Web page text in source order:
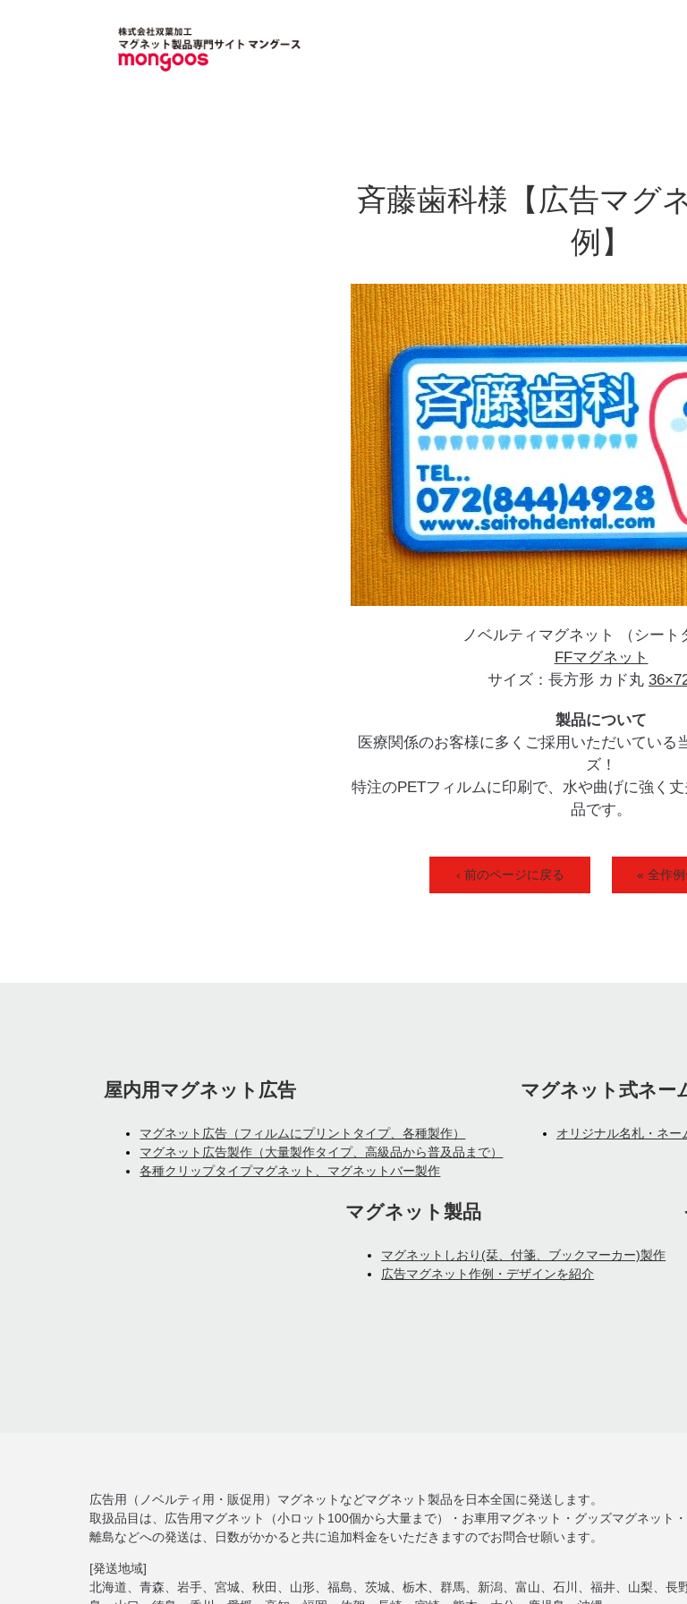
斉藤歯科様【広告マグ
例】
ノベルティマグネット （シート
FFマグネット
サイズ：長方形 カド丸
製品について
医療関係のお客様に多くご採用いただいている
ズ！
特注のPETフィルムに印刷で、水や曲げに強く
品です。
‹ 前のページに戻る « 全作
屋内用マグネット広告
マグネット広告（フィルムにプリントタイプ、各種製作）
マグネット広告製作（大量製作タイプ、高級品から普及品まで）
各種クリップタイプマグネット、マグネットバー製作
マグネット式ネー
オリジナル名札・ネ
マグネット製品
マグネットしおり(栞、付箋、ブックマーカー)製作
広告マグネット作例・デザインを紹介
広告用（ノベルティ用・販促用）マグネットなどマグネット製品を日本全国に発送します。
取扱品目は、広告用マグネット（小ロット100個から大量まで）・お車用マグネット・グッズマグネット
離島などへの発送は、日数がかかると共に追加料金をいただきますのでお問合せ願います。
[発送地域]
北海道、青森、岩手、宮城、秋田、山形、福島、茨城、栃木、群馬、新潟、富山、石川、福井、山梨、